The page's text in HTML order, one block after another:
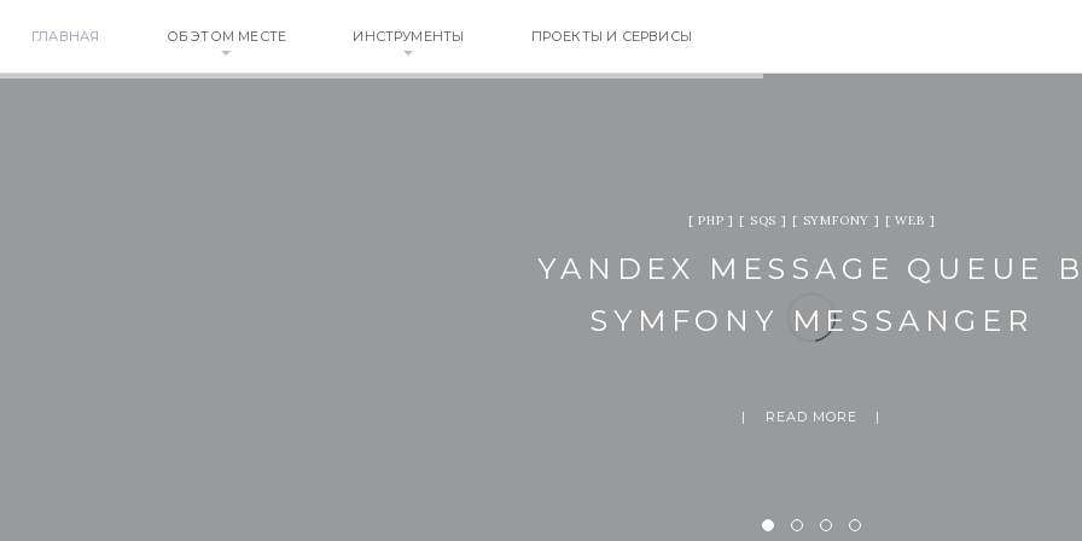
ГЛАВНАЯ ОБ ЭТОМ МЕСТЕ ИНСТРУМЕНТЫ ПРОЕКТЫ И СЕРВИСЫ
PHP SQS SYMFONY WEB
YANDEX MESSAGE QUEUE
SYMFONY MESSANGER
READ MORE